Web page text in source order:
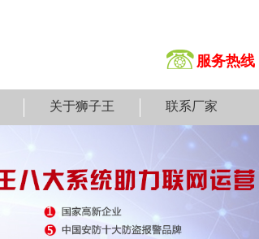
服务热
关于狮子王 联系厂家